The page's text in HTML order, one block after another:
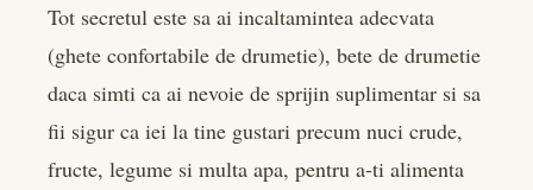
Tot secretul este sa ai incaltamintea adecvata
(ghete confortabile de drumetie), bete de drumetie
daca simti ca ai nevoie de sprijin suplimentar si sa
fii sigur ca iei la tine gustari precum nuci crude,
fructe, legume si multa apa, pentru a-ti alimenta